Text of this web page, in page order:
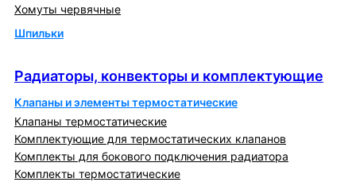
Хомуты червячные
Шпильки
Радиаторы, конвекторы и комплектующие
Клапаны и элементы термостатические
Клапаны термостатические
Комплектующие для термостатических клапанов
Комплекты для бокового подключения радиатора
Комплекты термостатические